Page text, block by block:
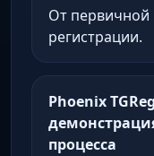
От первичной
регистрации.
Phoenix
процесса